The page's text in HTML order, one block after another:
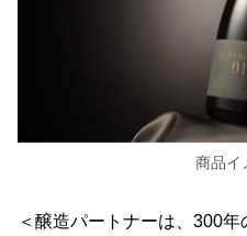
商品イ
＜醸造パートナーは、300